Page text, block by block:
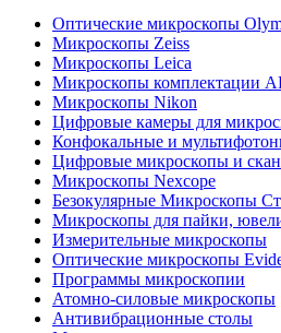
Оптические микроскопы
Микроскопы Zeiss
Микроскопы Leica
Микроскопы комплектации
Микроскопы Nikon
Цифровые камеры для
Конфокальные и
Цифровые микроскопы и
Микроскопы Nexcope
Безокулярные Микроскопы
Микроскопы для пайки,
Измерительные микроскопы
Оптические микроскопы
Программы микроскопии
Атомно-силовые микроскопы
Антивибрационные столы